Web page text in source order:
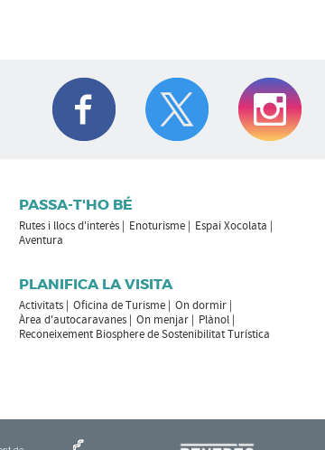
PASSA-T'HO BÉ
Rutes i llocs d'interès Enoturisme
Espai Xocolata
Aventura
PLANIFICA LA VISITA
Activitats Oficina de Turisme
On dormir
Àrea d'autocaravanes
On menjar
Plànol
Reconeixement Biosphere de Sostenibilitat Turística